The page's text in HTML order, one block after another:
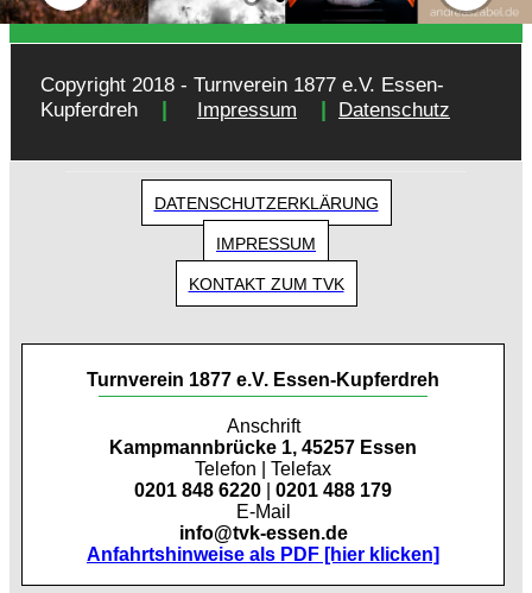
Copyright 2018 - Turnverein 1877 e.V. Essen-
Kupferdreh
Impressum Datenschutz
DATENSCHUTZERKLÄRUNG
IMPRESSUM
KONTAKT ZUM TVK
Turnverein 1877 e.V. Essen-Kupferdreh
Anschrift
Kampmannbrücke 1, 45257 Essen
Telefon | Telefax
0201 848 6220
0201 488 179
E-Mail
info@tvk-essen.de
Anfahrtshinweise als PDF [hier klicken]